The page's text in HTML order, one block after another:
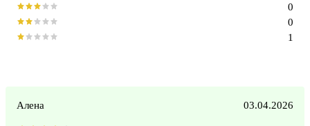
1
0
0
Алена 03.04.2026